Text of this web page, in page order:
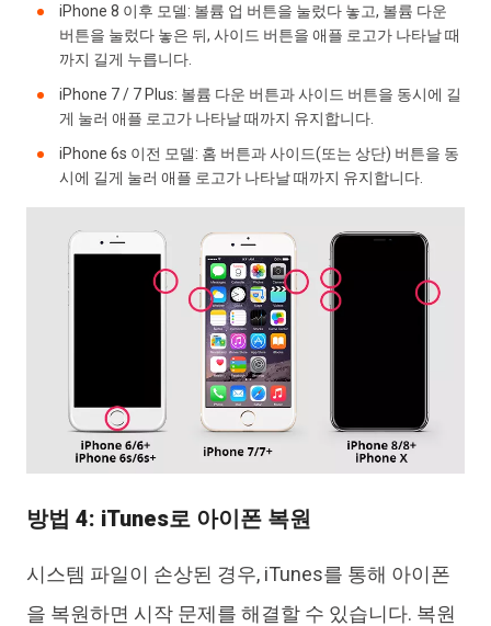
iPhone 8 이후 모델: 볼륨 업 버튼을 눌렀다 놓고, 볼륨 다운
버튼을 눌렀다 놓은 뒤, 사이드 버튼을 애플 로고가 나타날 때
까지 길게 누릅니다.
iPhone 7 / 7 Plus: 볼륨 다운 버튼과 사이드 버튼을 동시에 길
게 눌러 애플 로고가 나타날 때까지 유지합니다.
iPhone 6s 이전 모델: 홈 버튼과 사이드(또는 상단) 버튼을 동
시에 길게 눌러 애플 로고가 나타날 때까지 유지합니다.
방법 4: iTunes로 아이폰 복원
시스템 파일이 손상된 경우, iTunes를 통해 아이폰
을 복원하면 시작 문제를 해결할 수 있습니다. 복원